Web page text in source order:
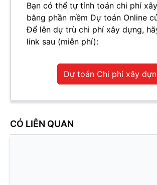
Bạn có thể tự tính toán chi phí
bằng phần mềm Dự toán Online
Để lên dự trù chi phí xây dựng,
link sau (miễn phí):
Dự toán Chi phí xây
CÓ LIÊN QUAN